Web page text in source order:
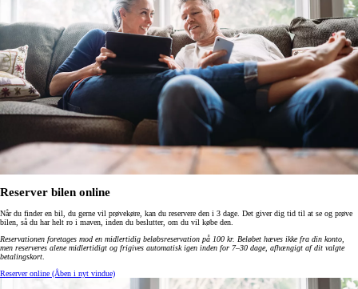
Reserver bilen online
Når du finder en bil, du gerne vil prøvekøre, kan du reservere den i 3 dage. Det giver dig tid til at se og prøve
bilen, så du har helt ro i maven, inden du beslutter, om du vil købe den.
Reservationen foretages mod en midlertidig beløbsreservation på 100 kr. Beløbet hæves ikke fra din konto,
men reserveres alene midlertidigt og frigives automatisk igen inden for 7–30 dage, afhængigt af dit valgte
betalingskort.
Reserver online (Åben i nyt vindue)